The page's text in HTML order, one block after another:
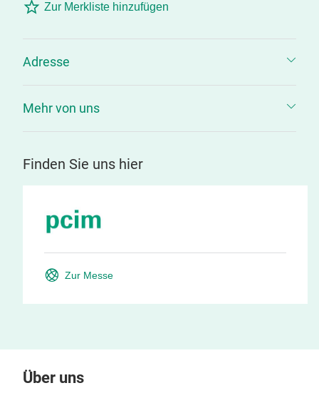
Zur Merkliste hinzufügen
Adresse
Mehr von uns
Finden Sie uns hier
Zur Messe
Über uns